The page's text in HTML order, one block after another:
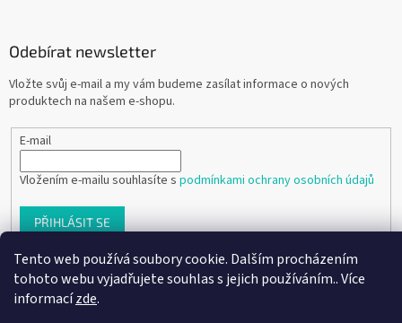
Tento web používá soubory cookie. Dalším procházením
tohoto webu vyjadřujete souhlas s jejich používáním.. Více
informacízde.
Odebírat newsletter
Vložte svůj e-mail a my vám budeme zasílat informace o nových
produktech na našem e-shopu.
E-mail
Vložením e-mailu souhlasíte s podmínkami ochrany osobních údajů
PŘIHLÁSIT SE